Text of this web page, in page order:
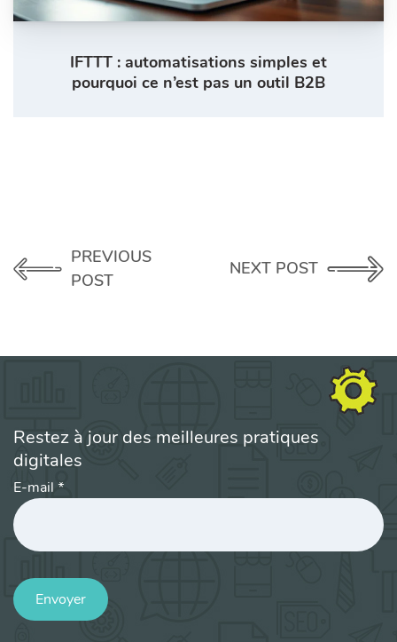
IFTTT : automatisations simples et
pourquoi ce n’est pas un outil B2B
PREVIOUS
POST
NEXT POST
Restez à jour des meilleures pratiques
digitales
E-mail *
Envoyer